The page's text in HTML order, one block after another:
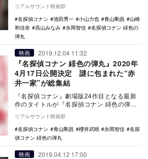
リアルサウンド映画部
名探偵コナン
池田秀一 小山力也 青山剛昌
山崎
和佳奈
高山みなみ 永岡智佳
名探偵コナン 緋色の
弾丸
映画 2019.12.04 11:32
『名探偵コナン 緋色の弾丸』2020年
4月17日公開決定 謎に包まれた“赤
井一家”が総集結
『名探偵コナン』劇場版24作目となる最新
作のタイトルが『名探偵コナン 緋色の弾
丸』に決定し、2020年4月17日に公開され
ること…
リアルサウンド映画部
名探偵コナン
青山剛昌 櫻井武晴 永岡智佳
名探
偵コナン 緋色の弾丸
映画 2019.04.12 17:00